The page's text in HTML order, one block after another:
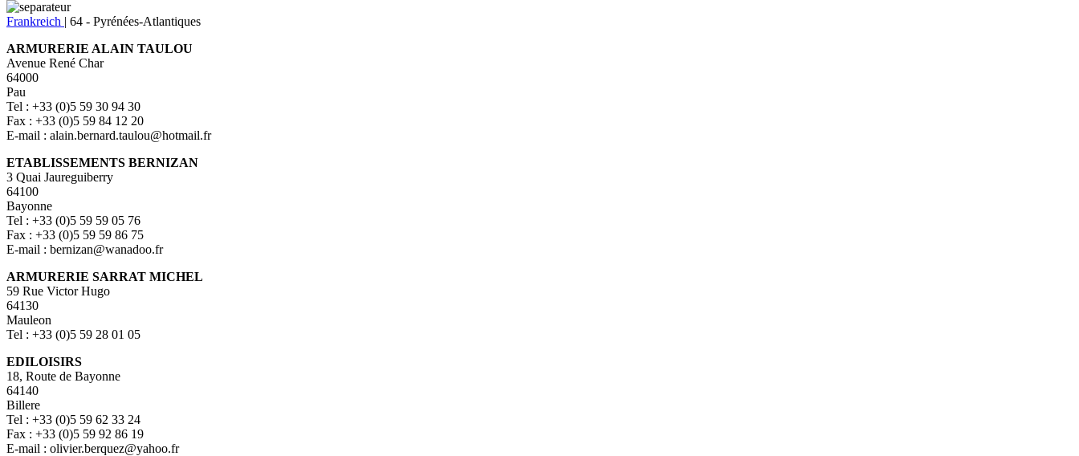
Frankreich | 64 - Pyrénées-Atlantiques
ARMURERIE ALAIN TAULOU
Avenue René Char
64000
Pau
Tel : +33 (0)5 59 30 94 30
Fax : +33 (0)5 59 84 12 20
E-mail : alain.bernard.taulou@hotmail.fr
ETABLISSEMENTS BERNIZAN
3 Quai Jaureguiberry
64100
Bayonne
Tel : +33 (0)5 59 59 05 76
Fax : +33 (0)5 59 59 86 75
E-mail : bernizan@wanadoo.fr
ARMURERIE SARRAT MICHEL
59 Rue Victor Hugo
64130
Mauleon
Tel : +33 (0)5 59 28 01 05
EDILOISIRS
18, Route de Bayonne
64140
Billere
Tel : +33 (0)5 59 62 33 24
Fax : +33 (0)5 59 92 86 19
E-mail : olivier.berquez@yahoo.fr